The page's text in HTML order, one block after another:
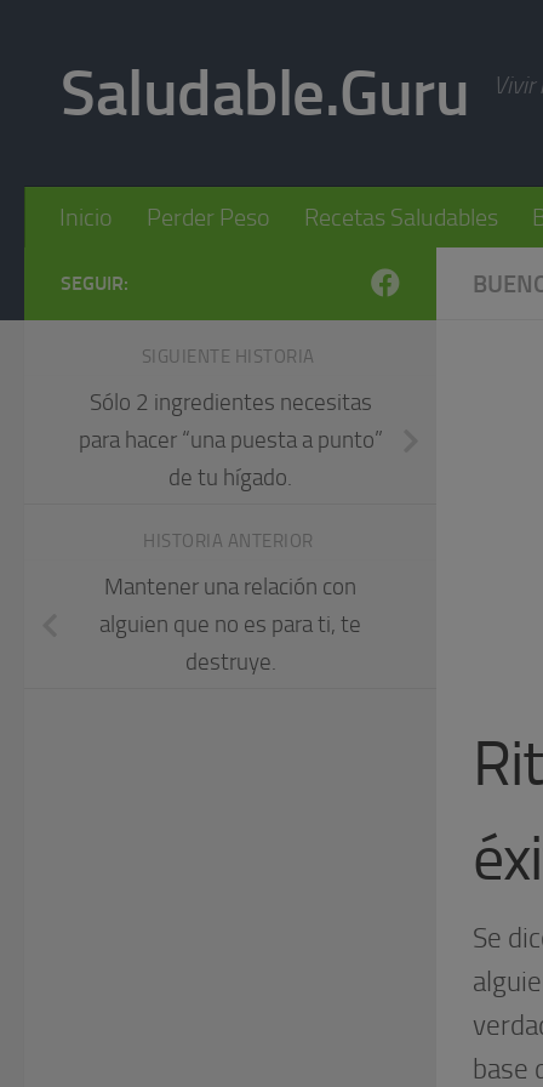
Saludable.Guru Vivir
Inicio Perder Peso Recetas Saludables
Se
base
SEGUIR:
SIGUIENTE HISTORIA
Sólo 2 ingredientes necesitas
para hacer “una puesta a punto”
de tu hígado.
HISTORIA ANTERIOR
Mantener una relación con
alguien que no es para ti, te
destruye.